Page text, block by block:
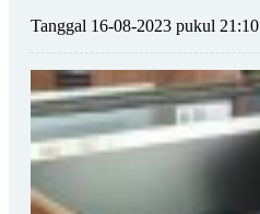
Tanggal 16-08-2023 pukul 21:10